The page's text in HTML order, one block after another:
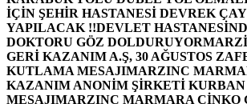
İÇİN ŞEHİR HASTANESİ DEVREK
YAPILACAK !!DEVLET
DOKTORU GÖZ DOLDURUYOR
GERİ KAZANIM A.Ş, 30 AĞUSTOS
KUTLAMA MESAJIMARZINC
KAZANIM ANONİM ŞİRKETİ
MESAJIMARZINC MARMARA ÇİNKO